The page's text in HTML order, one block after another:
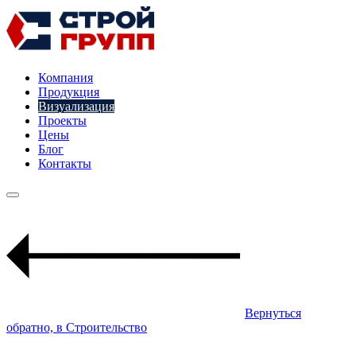
Компания
Продукция
Визуализация
Проекты
Цены
Блог
Контакты
Вернуться
обратно, в Строительство